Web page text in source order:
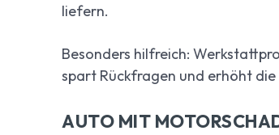
liefern.
Besonders hilfreich:
spart Rückfragen und erhöht
AUTO MIT